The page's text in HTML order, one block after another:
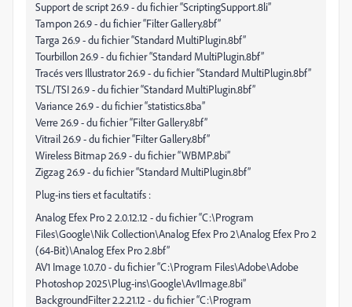
Support de script 26.9 - du fichier “ScriptingSupport.8li”
Tampon 26.9 - du fichier “Filter Gallery.8bf”
Targa 26.9 - du fichier “Standard MultiPlugin.8bf”
Tourbillon 26.9 - du fichier “Standard MultiPlugin.8bf”
Tracés vers Illustrator 26.9 - du fichier “Standard MultiPlugin.8bf”
TSL/TSI 26.9 - du fichier “Standard MultiPlugin.8bf”
Variance 26.9 - du fichier “statistics.8ba”
Verre 26.9 - du fichier “Filter Gallery.8bf”
Vitrail 26.9 - du fichier “Filter Gallery.8bf”
Wireless Bitmap 26.9 - du fichier “WBMP.8bi”
Zigzag 26.9 - du fichier “Standard MultiPlugin.8bf”
Plug-ins tiers et facultatifs :
Analog Efex Pro 2 2.0.12.12 - du fichier “C:\Program
Files\Google\Nik Collection\Analog Efex Pro 2\Analog Efex Pro 2
(64-Bit)\Analog Efex Pro 2.8bf”
AV1 Image 1.0.7.0 - du fichier “C:\Program Files\Adobe\Adobe
Photoshop 2025\Plug-ins\Google\Av1Image.8bi”
BackgroundFilter 2.2.21.12 - du fichier “C:\Program